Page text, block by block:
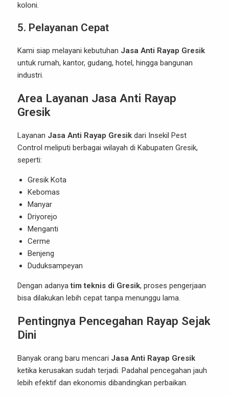
koloni.
5. Pelayanan Cepat
Kami siap melayani kebutuhan Jasa Anti Rayap Gresik
untuk rumah, kantor, gudang, hotel, hingga bangunan
industri.
Area Layanan Jasa Anti Rayap
Gresik
Layanan Jasa Anti Rayap Gresik dari Insekil Pest
Control meliputi berbagai wilayah di Kabupaten Gresik,
seperti:
Gresik Kota
Kebomas
Manyar
Driyorejo
Menganti
Cerme
Benjeng
Duduksampeyan
Dengan adanyatim teknis di Gresik, proses pengerjaan
bisa dilakukan lebih cepat tanpa menunggu lama.
Pentingnya Pencegahan Rayap Sejak
Dini
Banyak orang baru mencari Jasa Anti Rayap Gresik
ketika kerusakan sudah terjadi. Padahal pencegahan jauh
lebih efektif dan ekonomis dibandingkan perbaikan.